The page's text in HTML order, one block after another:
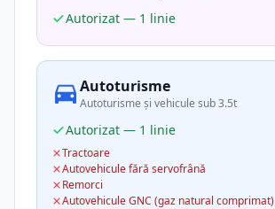
Autorizat — 1 linie
Autoturisme
Autoturisme și vehicule sub 3.5t
Autorizat — 1 linie
Tractoare
Autovehicule fără servofrână
Remorci
Autovehicule GNC (gaz natural comprimat)